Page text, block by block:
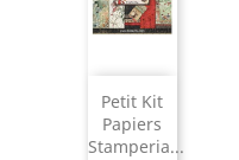
Petit Kit
Papiers
Stamperia...